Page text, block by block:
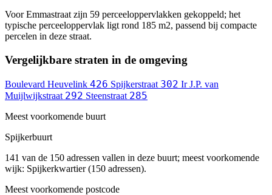
Voor Emmastraat zijn 59 perceeloppervlakken gekoppeld; het
typische perceeloppervlak ligt rond 185 m2, passend bij compacte
percelen in deze straat.
Vergelijkbare straten in de omgeving
Boulevard Heuvelink 426 Spijkerstraat 302 Ir J.P. van
Muijlwijkstraat 292 Steenstraat 285
Meest voorkomende buurt
Spijkerbuurt
141 van de 150 adressen vallen in deze buurt; meest voorkomende
wijk: Spijkerkwartier (150 adressen).
Meest voorkomende postcode